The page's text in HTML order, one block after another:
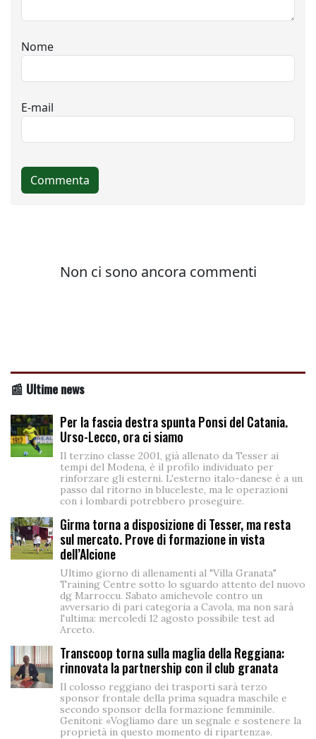
📰 Ultime news
Per la fascia destra spunta Ponsi del Catania.
Urso-Lecco, ora ci siamo
Il terzino classe 2001, già allenato da Tesser ai
tempi del Modena, è il profilo individuato per
rinforzare gli esterni. L'esterno italo-danese è a un
passo dal ritorno in bluceleste, ma le operazioni
con i lombardi potrebbero proseguire.
Girma torna a disposizione di Tesser, ma resta
sul mercato. Prove di formazione in vista
dell’Alcione
Ultimo giorno di allenamenti al "Villa Granata"
Training Centre sotto lo sguardo attento del nuovo
dg Marroccu. Sabato amichevole contro un
avversario di pari categoria a Cavola, ma non sarà
l'ultima: mercoledì 12 agosto possibile test ad
Arceto.
Transcoop torna sulla maglia della Reggiana:
rinnovata la partnership con il club granata
Il colosso reggiano dei trasporti sarà terzo
sponsor frontale della prima squadra maschile e
secondo sponsor della formazione femminile.
Genitoni: «Vogliamo dare un segnale e sostenere la
proprietà in questo momento di ripartenza».